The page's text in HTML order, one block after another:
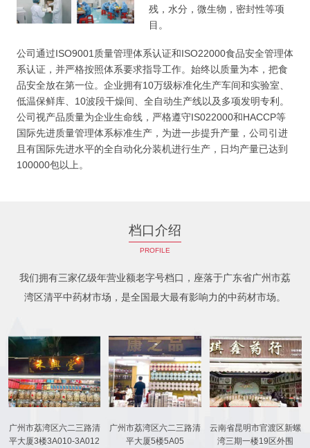
残，水分，微生物，密封性等项
目。
公司通过ISO9001质量管理体系认证和ISO22000食品安全管理体
系认证，并严格按照体系要求指导工作。始终以质量为本，把食
品安全放在第一位。企业拥有10万级标准化生产车间和实验室、
低温保鲜库、10波段干燥间、全自动生产线以及多项发明专利。
公司视产品质量为企业生命线，严格遵守IS022000和HACCP等
国际先进质量管理体系标准生产，为进一步提升产量，公司引进
且有国际先进水平的全自动化分装机进行生产，日均产量已达到
100000包以上。
档口介绍
PROFILE
我们拥有三家亿级年营业额老字号档口，座落于广东省广州市荔
湾区清平中药材市场，是全国最大最有影响力的中药材市场。
广州市荔湾区六二三路清
平大厦3楼3A010-3A012
广州市荔湾区六二三路清
平大厦5楼5A05
云南省昆明市官渡区新螺
湾三期一楼19区外围